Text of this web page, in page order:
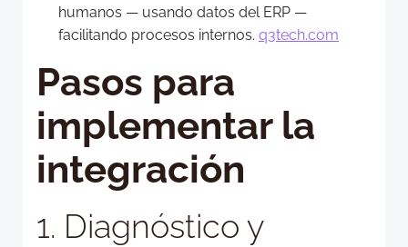
humanos — usando datos del ERP —
facilitando procesos internos. q3tech.com
Pasos para
implementar la
integración
1. Diagnóstico y